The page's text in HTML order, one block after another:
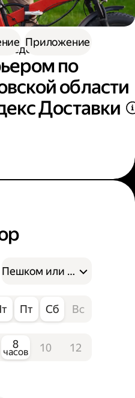
по
области
Доставки
Приложение
Пешком или на
Пт Сб Вс
8
часов 10 12